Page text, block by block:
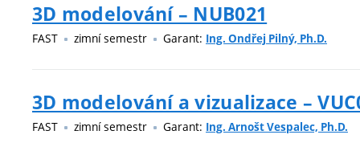
3D modelování – NUB021
FAST zimní semestr Garant: Ing. Ondřej Pilný, Ph.D.
3D modelování a vizualizace –
FAST zimní semestr Garant: Ing. Arnošt Vespalec, Ph.D.